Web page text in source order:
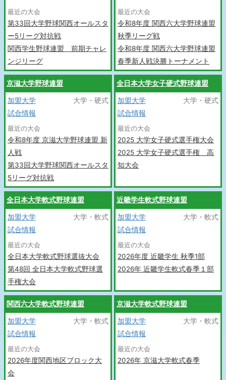
最近の大会
第33回大学野球関西オールスタ
ー5リーグ対抗戦
関西学生野球連盟 前期チャレ
ンジリーグ
最近の大会
令和8年度 関西六大学野球連盟
秋季リーグ戦
令和8年度 関西六大学野球連盟
春季新人戦決勝トーナメント
京滋大学野球連盟
加盟大学
大学・硬式
試合情報
最近の大会
令和8年度 京滋大学野球連盟 新
人戦
第33回大学野球関西オールスタ
5リーグ対抗戦
全日本大学女子硬式野球連盟
加盟大学
大学・硬式
試合情報
最近の大会
2025 大学女子硬式選手権大会
2025 大学女子硬式選手権 高
知大会
全日本大学軟式野球連盟
加盟大学
大学・軟式
試合情報
最近の大会
全日本大学軟式野球選抜大会
第48回 全日本大学軟式野球選
手権大会
近畿学生軟式野球連盟
加盟大学
大学・軟式
試合情報
最近の大会
2026年度 近畿学生 秋季1部
2026年 近畿学生軟式春季１部
関西六大学軟式野球連盟
加盟大学
大学・軟式
試合情報
最近の大会
2026年度関西地区ブロック大
会
京滋大学軟式野球連盟
加盟大学
大学・軟式
試合情報
最近の大会
2026年 京滋大学軟式春季